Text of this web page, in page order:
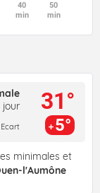
40
min
50
min
jour
Ecart
31°
5°
minimales et
l'Aumône